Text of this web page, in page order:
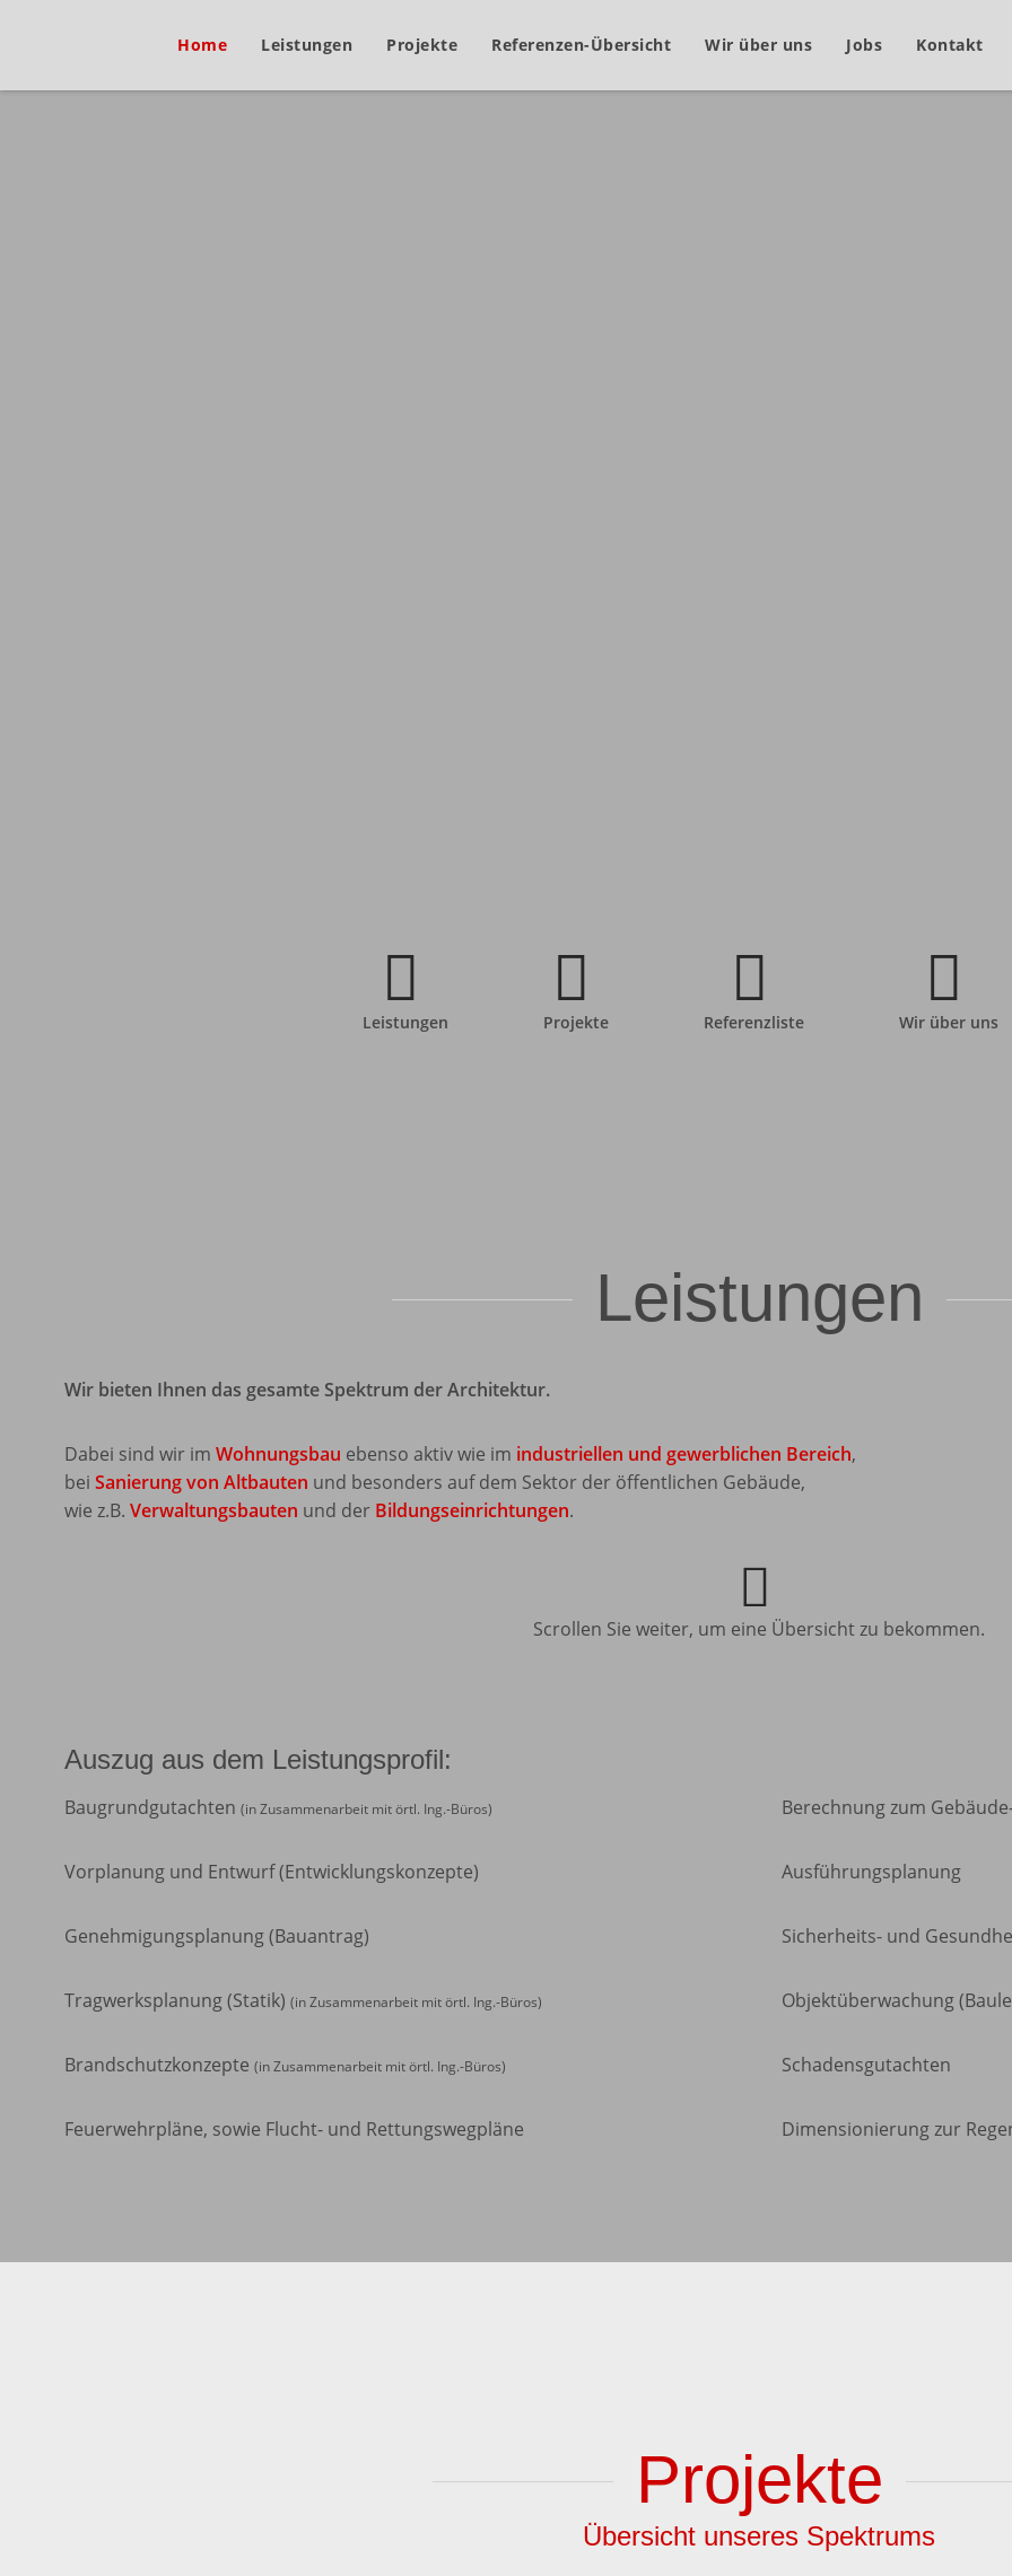
Home Leistungen Projekte Referenzen-Übersicht Wir über uns Jobs Kontakt
Leistungen Projekte Referenzliste Wir über uns
Leistungen
Wir bieten Ihnen das gesamte Spektrum der Architektur.
Dabei sind wir im Wohnungsbau ebenso aktiv wie im industriellen und gewerblichen Bereich,
bei Sanierung von Altbauten und besonders auf dem Sektor der öffentlichen Gebäude,
wie z.B. Verwaltungsbauten und der Bildungseinrichtungen.
Scrollen Sie weiter, um eine Übersicht zu bekommen.
Auszug aus dem Leistungsprofil:
Baugrundgutachten (in Zusammenarbeit mit örtl. Ing.-Büros)
Vorplanung und Entwurf (Entwicklungskonzepte)
Genehmigungsplanung (Bauantrag)
Tragwerksplanung (Statik) (in Zusammenarbeit mit örtl. Ing.-Büros)
Brandschutzkonzepte (in Zusammenarbeit mit örtl. Ing.-Büros)
Feuerwehrpläne, sowie Flucht- und Rettungswegpläne
Berechnung zum
Ausführungsplanung
Sicherheits- und
Objektüberwachung
Schadensgutachten
Dimensionierung zur
Projekte
Übersicht unseres Spektrums